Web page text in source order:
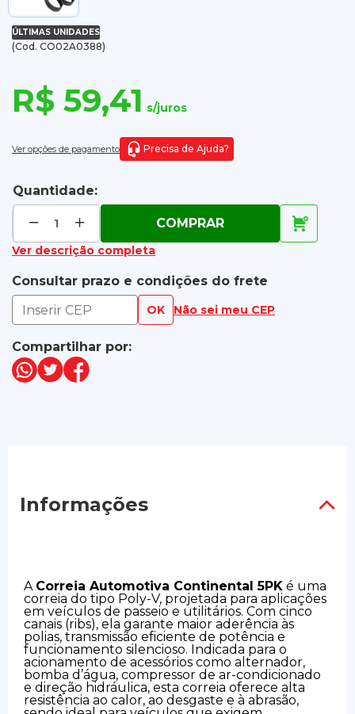
ÚLTIMAS UNIDADES
(Cod. CO02A0388)
R$ 59,41 s/juros
Ver opções de pagamento Precisa de Ajuda?
Quantidade:
COMPRAR
Ver descrição completa
Consultar prazo e condições do frete
OK Não sei meu CEP
Compartilhar por:
Informações
A Correia Automotiva Continental 5PK é uma
correia do tipo Poly-V, projetada para aplicações
em veículos de passeio e utilitários. Com cinco
canais (ribs), ela garante maior aderência às
polias, transmissão eficiente de potência e
funcionamento silencioso. Indicada para o
acionamento de acessórios como alternador,
bomba d’água, compressor de ar-condicionado
e direção hidráulica, esta correia oferece alta
resistência ao calor, ao desgaste e à abrasão,